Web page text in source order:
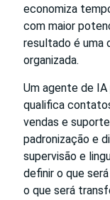
economiza
com maior
resultado é uma
organizada.
Um agente de
qualifica
vendas e
padronização e
supervisão e
definir o que
o que será